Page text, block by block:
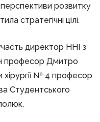
розвитку
стратегічні цілі.
директор ННІ з
професор Дмитро
№ 4 професор
Студентського